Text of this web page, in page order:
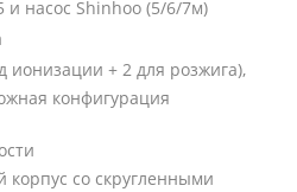
и насос Shinhoo (5/6/7м)
ионизации + 2 для розжига),
конфигурация
со скругленными